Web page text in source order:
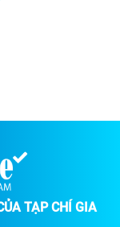
TẠP CHÍ GIA